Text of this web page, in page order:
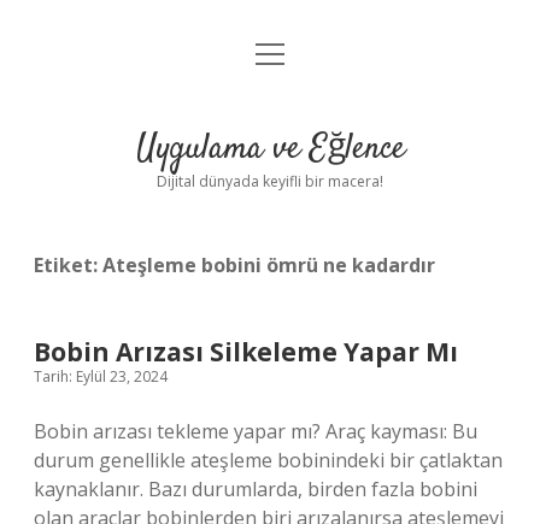
Anasayfa
Yasal Uyarı
menüyü
Uygulama ve Eğlence
Dijital dünyada keyifli bir macera!
Etiket:Ateşleme bobini ömrü ne kadardır
Bobin Arızası Silkeleme Yapar Mı
Tarih: Eylül 23, 2024
Bobin arızası tekleme yapar mı? Araç kayması: Bu
durum genellikle ateşleme bobinindeki bir çatlaktan
kaynaklanır. Bazı durumlarda, birden fazla bobini
olan araçlar bobinlerden biri arızalanırsa ateşlemeyi